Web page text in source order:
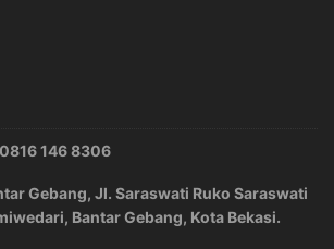
146 8306
Gebang, Jl. Saraswati Ruko Saraswati
Bantar Gebang, Kota Bekasi.